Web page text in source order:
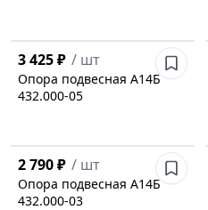
3 425 ₽ / шт
Опора подвесная А14Б
432.000-05
2 790 ₽ / шт
Опора подвесная А14Б
432.000-03